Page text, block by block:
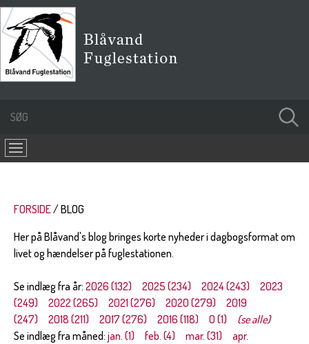
FORSIDE
BLOG
Her på Blåvand's blog bringes korte nyheder i dagbogsformat om
livet og hændelser på fuglestationen.
Se indlæg fra år: 2026 (132) 2025 (234) 2024 (243)
2023
(249)
2022 (265) 2021 (276) 2020 (279)
2019
(247)
2018 (211) 2017 (276) 2016 (118) 0 (1)
(se alle)
Se indlæg fra måned: jan. (1) feb. (4) mar. (31)
apr.